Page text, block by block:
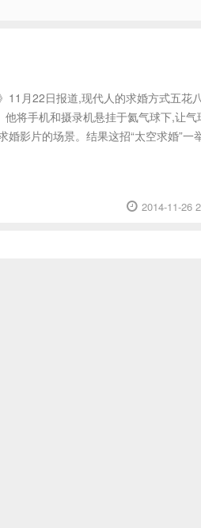
11月22日报道,现代人的求婚方式五花
他将手机和摄录机悬挂于氦气球下,让
婚影片的场景。结果这招“太空求婚”一
2014-11-26